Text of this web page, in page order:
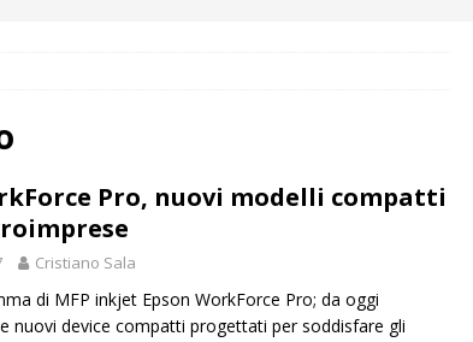
Pro, nuovi modelli compatti
Cristiano Sala
di MFP inkjet Epson WorkForce Pro; da oggi
nuovi device compatti progettati per soddisfare gli